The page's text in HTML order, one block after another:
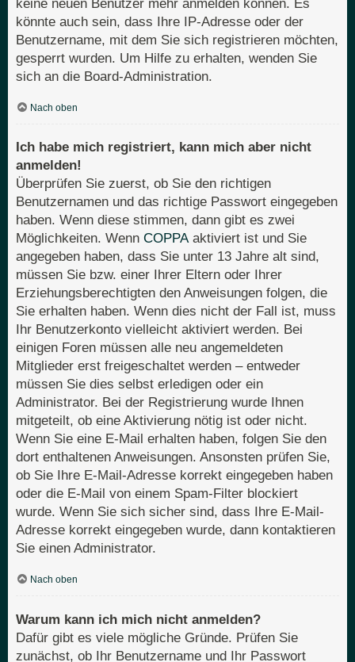
keine neuen Benutzer mehr anmelden können. Es
könnte auch sein, dass Ihre IP-Adresse oder der
Benutzername, mit dem Sie sich registrieren möchten,
gesperrt wurden. Um Hilfe zu erhalten, wenden Sie
sich an die Board-Administration.
Nach oben
Ich habe mich registriert, kann mich aber nicht
anmelden!
Überprüfen Sie zuerst, ob Sie den richtigen
Benutzernamen und das richtige Passwort eingegeben
haben. Wenn diese stimmen, dann gibt es zwei
Möglichkeiten. Wenn COPPAaktiviert ist und Sie
angegeben haben, dass Sie unter 13 Jahre alt sind,
müssen Sie bzw. einer Ihrer Eltern oder Ihrer
Erziehungsberechtigten den Anweisungen folgen, die
Sie erhalten haben. Wenn dies nicht der Fall ist, muss
Ihr Benutzerkonto vielleicht aktiviert werden. Bei
einigen Foren müssen alle neu angemeldeten
Mitglieder erst freigeschaltet werden – entweder
müssen Sie dies selbst erledigen oder ein
Administrator. Bei der Registrierung wurde Ihnen
mitgeteilt, ob eine Aktivierung nötig ist oder nicht.
Wenn Sie eine E-Mail erhalten haben, folgen Sie den
dort enthaltenen Anweisungen. Ansonsten prüfen Sie,
ob Sie Ihre E-Mail-Adresse korrekt eingegeben haben
oder die E-Mail von einem Spam-Filter blockiert
wurde. Wenn Sie sich sicher sind, dass Ihre E-Mail-
Adresse korrekt eingegeben wurde, dann kontaktieren
Sie einen Administrator.
Nach oben
Warum kann ich mich nicht anmelden?
Dafür gibt es viele mögliche Gründe. Prüfen Sie
zunächst, ob Ihr Benutzername und Ihr Passwort